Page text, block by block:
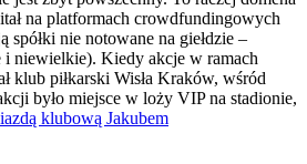
na platformach crowdfundingowych
spółki nie notowane na giełdzie –
i niewielkie). Kiedy akcje w ramach
klub piłkarski Wisła Kraków, wśród
było miejsce w loży VIP na stadionie,
klubową Jakubem